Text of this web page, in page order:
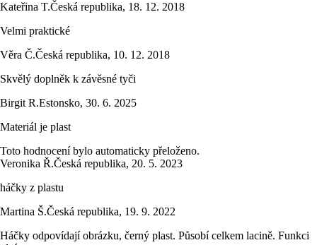
Kateřina T.Česká republika, 18. 12. 2018
Velmi praktické
Věra Č.Česká republika, 10. 12. 2018
Skvělý doplněk k závěsné tyči
Birgit R.Estonsko, 30. 6. 2025
Materiál je plast
Toto hodnocení bylo automaticky přeloženo.
Veronika Ř.Česká republika, 20. 5. 2023
háčky z plastu
Martina Š.Česká republika, 19. 9. 2022
Háčky odpovídají obrázku, černý plast. Působí celkem lacině. Funkci